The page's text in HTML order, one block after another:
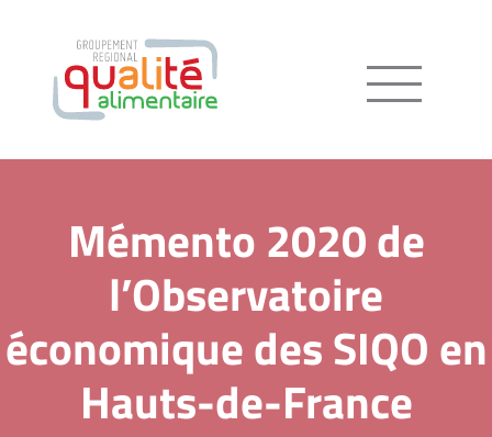
Menu
Mémento 2020 de
l’Observatoire
économique des SIQO en
Hauts-de-France